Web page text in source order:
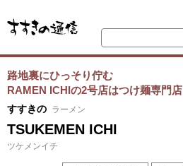
路地裏にひっそり佇む
RAMEN ICHIの2号店はつけ麺専門店
すすきの ラーメン
TSUKEMEN ICHI
ツケメンイチ